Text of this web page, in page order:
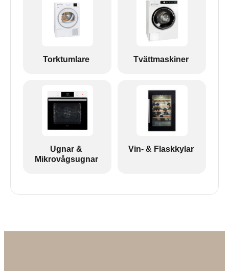
Torktumlare Tvättmaskiner
Ugnar &
Mikrovågsugnar
Vin- & Flaskkylar